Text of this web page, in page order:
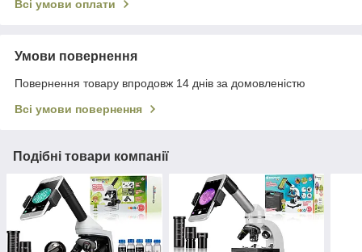
Всі умови оплати
Умови повернення
Повернення товару впродовж 14 днів за домовленістю
Всі умови повернення
Подібні товари компанії